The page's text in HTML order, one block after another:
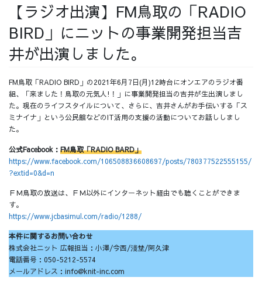
採用情報
採用情報トップ チームインタビュー01
チームインタビュー02
お問い合わせ
【ラジオ出演】FM鳥取の「RADIO
BIRD」にニットの事業開発担当吉
井が出演しました。
FM鳥取「RADIO BIRD」の2021年6月7日(月)12時台にオンエアのラジオ番
組、「来ました！鳥取の元気人!！」に事業開発担当の吉井が生出演しまし
た。現在のライフスタイルについて、さらに、吉井さんがお手伝いする「ス
ミナイナ」という公民館などのIT活用の支援の活動についてお話ししまし
た。
公式Facebook： FM鳥取「RADIO BARD」
https://www.facebook.com/106508836608697/posts/780377522555155/
?extid=0&d=n
ＦＭ鳥取の放送は、ＦＭ以外にインターネット経由でも聴くことができま
す。
https://www.jcbasimul.com/radio/1288/
本件に関するお問い合わせ
株式会社ニット 広報担当：小澤/今西/淺埜/阿久津
電話番号：050-5212-5574
メールアドレス：info@knit-inc.com